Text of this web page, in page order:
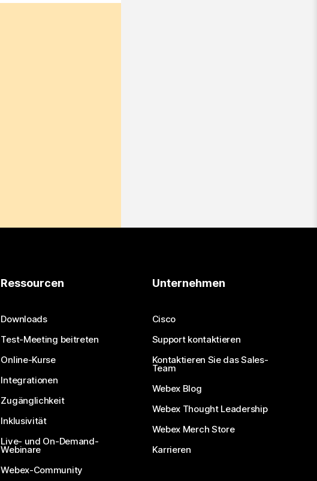
Ressourcen
Downloads
Test-Meeting beitreten
Online-Kurse
Integrationen
Zugänglichkeit
Inklusivität
Live- und On-Demand-
Webinare
Webex-Community
Unternehmen
Cisco
Support kontaktieren
Kontaktieren Sie das Sales-
Team
Webex Blog
Webex Thought Leadership
Webex Merch Store
Karrieren